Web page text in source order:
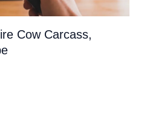
Cow Carcass,